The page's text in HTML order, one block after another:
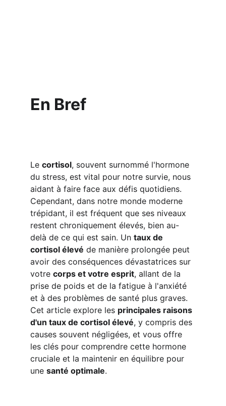
En Bref
Le cortisol, souvent surnommé l'hormone
du stress, est vital pour notre survie, nous
aidant à faire face aux défis quotidiens.
Cependant, dans notre monde moderne
trépidant, il est fréquent que ses niveaux
restent chroniquement élevés, bien au-
delà de ce qui est sain. Un taux de
cortisol élevé de manière prolongée peut
avoir des conséquences dévastatrices sur
votre corps et votre esprit, allant de la
prise de poids et de la fatigue à l'anxiété
et à des problèmes de santé plus graves.
Cet article explore les principales raisons
d'un taux de cortisol élevé, y compris des
causes souvent négligées, et vous offre
les clés pour comprendre cette hormone
cruciale et la maintenir en équilibre pour
une santé optimale.